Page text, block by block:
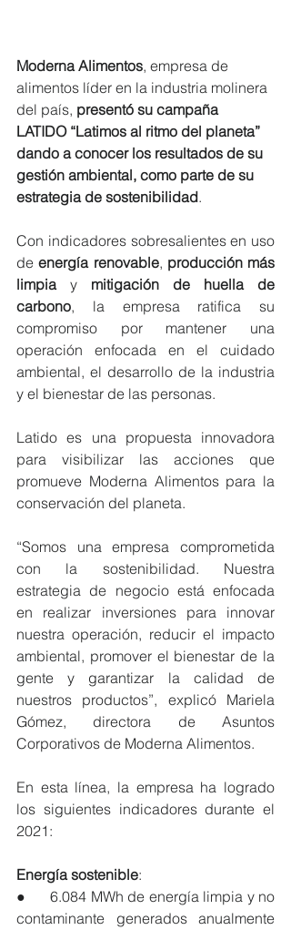
Moderna Alimentos, empresa de
alimentos líder en la industria molinera
del país, presentó su campaña
LATIDO “Latimos al ritmo del planeta”
dando a conocer los resultados de su
gestión ambiental, como parte de su
estrategia de sostenibilidad.
Con indicadores sobresalientes en uso
de energía renovable, producción más
limpia y mitigación de huella de
carbono, la empresa ratifica su
compromiso por mantener una
operación enfocada en el cuidado
ambiental, el desarrollo de la industria
y el bienestar de las personas.
Latido es una propuesta innovadora
para visibilizar las acciones que
promueve Moderna Alimentos para la
conservación del planeta.
“Somos una empresa comprometida
con la sostenibilidad. Nuestra
estrategia de negocio está enfocada
en realizar inversiones para innovar
nuestra operación, reducir el impacto
ambiental, promover el bienestar de la
gente y garantizar la calidad de
nuestros productos”, explicó Mariela
Gómez, directora de Asuntos
Corporativos de Moderna Alimentos.
En esta línea, la empresa ha logrado
los siguientes indicadores durante el
2021:
Energía sostenible:
●      6.084 MWh de energía limpia y no
contaminante generados anualmente